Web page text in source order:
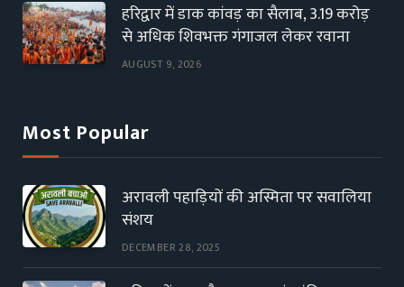
हरिद्वार में डाक कांवड़ का सैलाब, 3.19 करोड़
से अधिक शिवभक्त गंगाजल लेकर रवाना
AUGUST 9, 2026
Most Popular
अरावली पहाड़ियों की अस्मिता पर सवालिया
संशय
DECEMBER 28, 2025